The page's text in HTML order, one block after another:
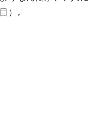
）。